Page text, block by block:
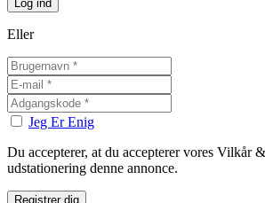
Eller
Jeg Er Enig
Du accepterer, at du accepterer vores Vilkår
udstationering denne annonce.